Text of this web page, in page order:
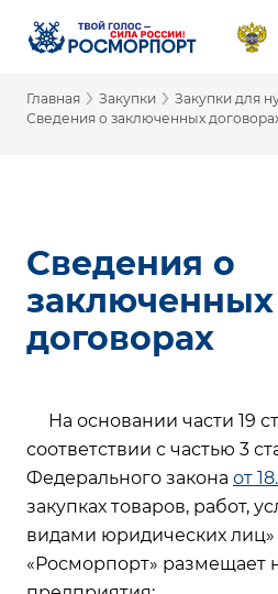
Главная › Закупки › Закупки для
Сведения о заключенных
Сведения о
заключенных
договорах
На основании части 19
соответствии с частью 3
Федерального закона от
закупках товаров, работ,
видами юридических
«Росморпорт» размещает